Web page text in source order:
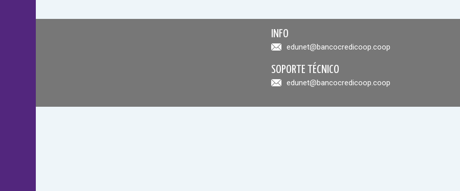
INFO
edunet@bancocredicoop.coop
SOPORTE TÉCNICO
edunet@bancocredicoop.coop